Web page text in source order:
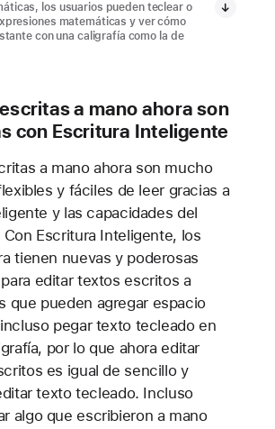
los usuarios pueden teclear o
matemáticas y ver cómo
con una caligrafía como la de
a mano ahora son
con Escritura Inteligente
a mano ahora son mucho
y fáciles de leer gracias a
y las capacidades del
Escritura Inteligente, los
tienen nuevas y poderosas
editar textos escritos a
que pueden agregar espacio
pegar texto tecleado en
por lo que ahora editar
es igual de sencillo y
texto tecleado. Incluso
algo que escribieron a mano